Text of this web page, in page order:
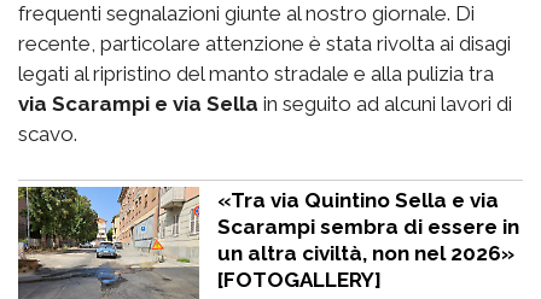
frequenti segnalazioni giunte al nostro giornale. Di
recente, particolare attenzione è stata rivolta ai disagi
legati al ripristino del manto stradale e alla pulizia tra
via Scarampi e via Sella in seguito ad alcuni lavori di
scavo.
«Tra via Quintino Sella e via
Scarampi sembra di essere in
un altra civiltà, non nel 2026»
[FOTOGALLERY]